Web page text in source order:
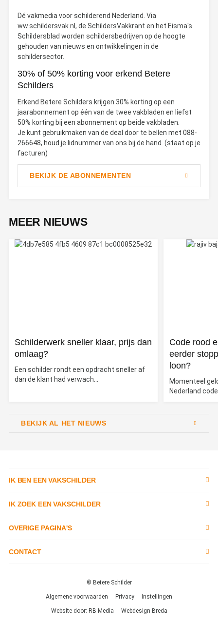
Dé vakmedia voor schilderend Nederland. Via
ww.schildersvak.nl, de SchildersVakkrant en het Eisma's
Schildersblad worden schildersbedrijven op de hoogte
gehouden van nieuws en ontwikkelingen in de
schildersector.
30% of 50% korting voor erkend Betere
Schilders
Erkend Betere Schilders krijgen 30% korting op een
jaarabonnement op één van de twee vakbladen en liefst
50% korting bij een abonnement op beide vakbladen.
Je kunt gebruikmaken van de deal door te bellen met 088-
266648, houd je lidnummer van ons bij de hand. (staat op je
facturen)
BEKIJK DE ABONNEMENTEN
MEER NIEUWS
Schilderwerk sneller klaar, prijs dan
omlaag?
Een schilder rondt een opdracht sneller af
dan de klant had verwach...
Code rood
eerder
loon?
Momenteel
Nederland
BEKIJK AL HET NIEUWS
IK BEN EEN VAKSCHILDER
Inschrijven als schilder
Documenten
IK ZOEK EEN VAKSCHILDER
Zoek naar schilder
Tips
Waarom De Betere Schilder?
OVERIGE PAGINA'S
Contact opnemen
Veelgestelde vragen
CONTACT
© Betere Schilder
Algemene voorwaarden Privacy Instellingen
Website door: RB-Media Webdesign Breda